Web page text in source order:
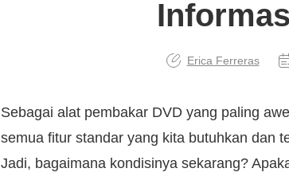
Erica Ferreras
Sebagai alat pembakar DVD yang paling
semua fitur standar yang kita butuhkan dan
Jadi, bagaimana kondisinya sekarang?